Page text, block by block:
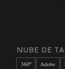
NUBE DE
360º Adobe